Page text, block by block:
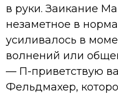
в руки. Заикание
незаметное в
усиливалось в
волнений или
— П-приветствую
Фельдмахер,